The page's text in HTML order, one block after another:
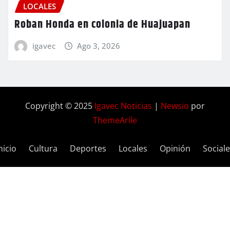
LOCALES
Roban Honda en colonia de Huajuapan
igavec Ago 3, 2026
Copyright © 2025 Igavec Noticias | Newsio por
ThemeArile
Cultura Deportes Locales Opinión